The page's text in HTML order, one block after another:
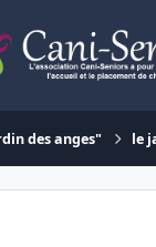
des anges" le